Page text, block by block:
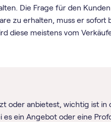
Die Frage für den
zu erhalten, muss er
diese meistens vom
oder anbietest, wichtig ist in
es ein Angebot oder eine